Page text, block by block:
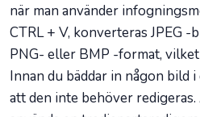
när man använder
CTRL + V, konverteras JPEG
PNG- eller BMP -format,
Innan du bäddar in någon bild
att den inte behöver